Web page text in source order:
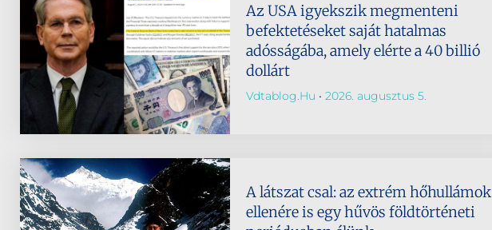
Az USA igyekszik megmenteni
befektetéseket saját hatalmas
adósságába, amely elérte a 40 billió
dollárt
Vdtablog.hu 2026. augusztus 5.
A látszat csal: az extrém hőhullámok
ellenére is egy hűvös földtörténeti